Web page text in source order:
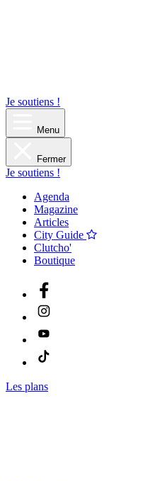
Je soutiens !
Menu
Fermer
Je soutiens !
Agenda
Magazine
Articles
City Guide
Clutcho'
Boutique
Les plans